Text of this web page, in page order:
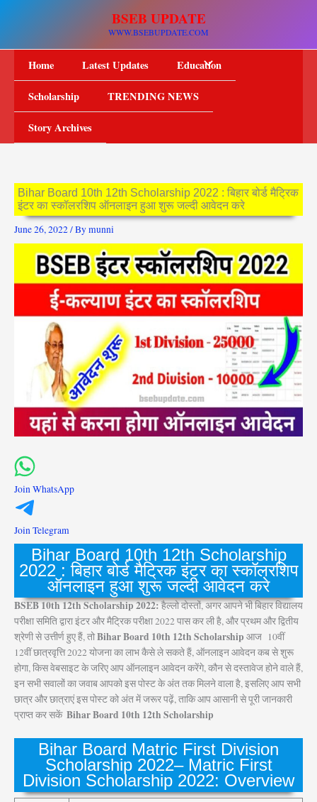
BSEB UPDATE
WWW.BSEBUPDATE.COM
Home Latest Updates Education
Scholarship TRENDING NEWS
Story Archives
Bihar Board 10th 12th Scholarship 2022 : बिहार बोर्ड मैट्रिक
इंटर का स्कॉलरशिप ऑनलाइन हुआ शुरू जल्दी आवेदन करे
June 26, 2022/ Bymunni
Join WhatsApp
Join Telegram
Bihar Board 10th 12th Scholarship
2022 : बिहार बोर्ड मैट्रिक इंटर का स्कॉलरशिप
ऑनलाइन हुआ शुरू जल्दी आवेदन करे
BSEB 10th 12th Scholarship 2022:हैल्लो दोस्तों, अगर आपने भी बिहार विद्यालय
परीक्षा समिति द्वारा इंटर और मैट्रिक परीक्षा 2022 पास कर ली है, और प्रथम और द्वितीय
श्रेणी से उत्तीर्ण हुए हैं, तोBihar Board 10th 12th Scholarship आज 10वीं
12वीं छात्रवृत्ति 2022 योजना का लाभ कैसे ले सकते हैं, ऑनलाइन आवेदन कब से शुरू
होगा, किस वेबसाइट के जरिए आप ऑनलाइन आवेदन करेंगे, कौन से दस्तावेज होने वाले हैं,
इन सभी सवालों का जवाब आपको इस पोस्ट के अंत तक मिलने वाला है, इसलिए आप सभी
छात्र और छात्राएं इस पोस्ट को अंत में जरूर पढ़ें, ताकि आप आसानी से पूरी जानकारी
प्राप्त कर सकें, Bihar Board 10th 12th Scholarship
Bihar Board Matric First Division
Scholarship 2022– Matric First
Division Scholarship 2022: Overview